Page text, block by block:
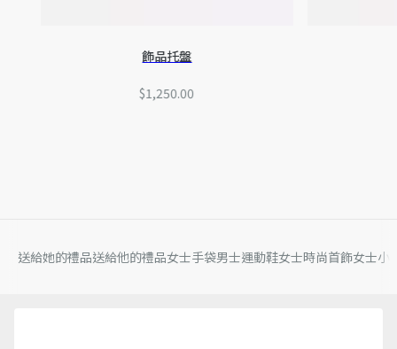
飾品托盤
$1,250.00
送給她的禮品送給他的禮品女士手袋男士運動鞋女士時尚首飾女士小